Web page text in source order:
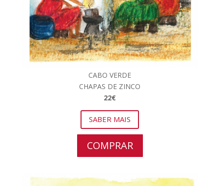
CABO VERDE
CHAPAS DE ZINCO
22€
SABER MAIS
COMPRAR